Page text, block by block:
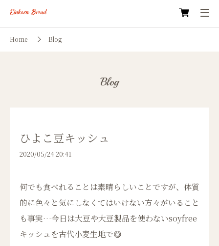
Home Blog
Blog
ひよこ豆キッシュ
2020/05/24 20:41
何でも食べれることは素晴らしいことですが、体質
的に色々と気にしなくてはいけない方々がいること
も事実…今日は大豆や大豆製品を使わないsoyfree
キッシュを古代小麦生地で😋